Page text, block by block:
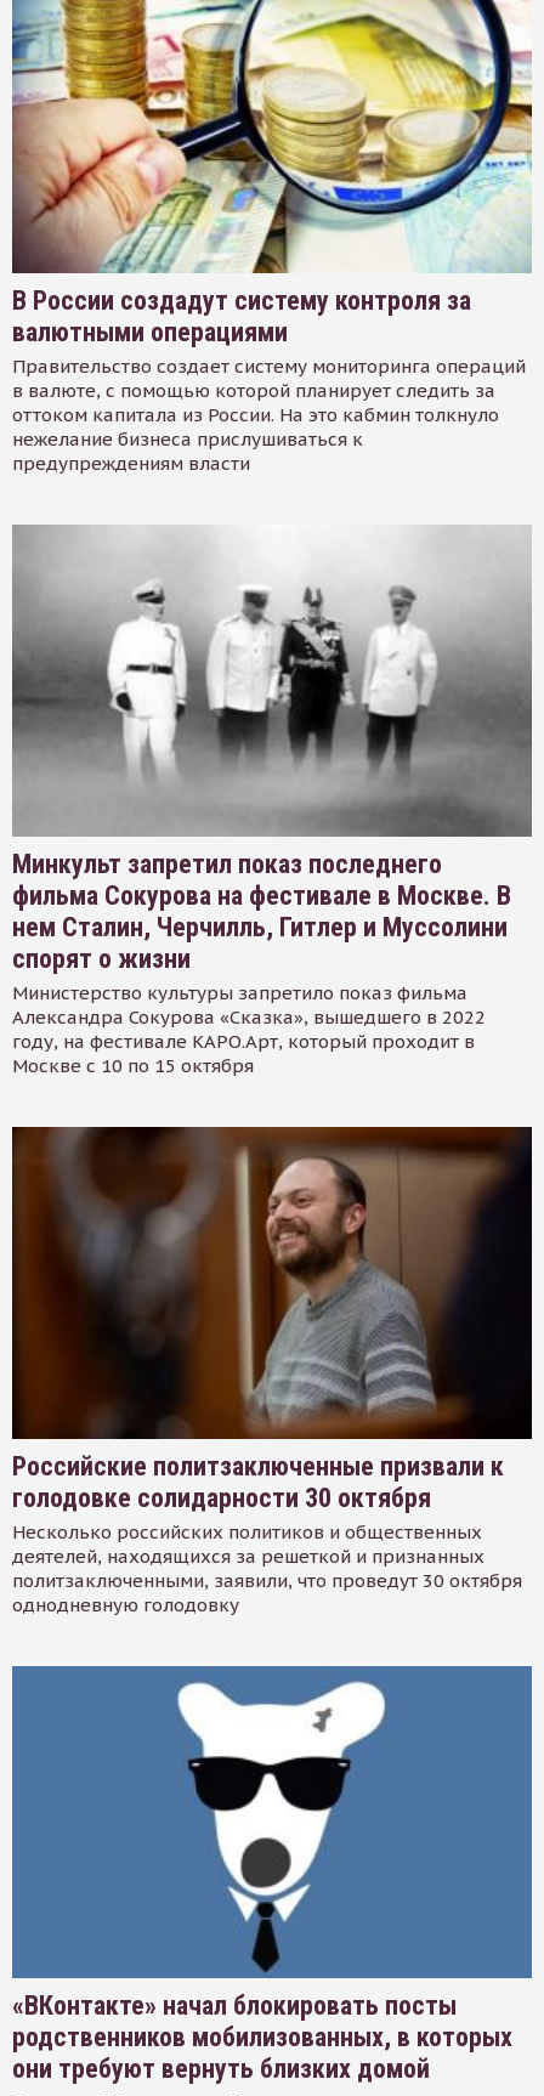
В России создадут систему контроля за
валютными операциями
Правительство создает систему мониторинга операций
в валюте, с помощью которой планирует следить за
оттоком капитала из России. На это кабмин толкнуло
нежелание бизнеса прислушиваться к
предупреждениям власти
Минкульт запретил показ последнего
фильма Сокурова на фестивале в Москве. В
нем Сталин, Черчилль, Гитлер и Муссолини
спорят о жизни
Министерство культуры запретило показ фильма
Александра Сокурова «Сказка», вышедшего в 2022
году, на фестивале КАРО.Арт, который проходит в
Москве с 10 по 15 октября
Российские политзаключенные призвали к
голодовке солидарности 30 октября
Несколько российских политиков и общественных
деятелей, находящихся за решеткой и признанных
политзаключенными, заявили, что проведут 30 октября
однодневную голодовку
«ВКонтакте» начал блокировать посты
родственников мобилизованных, в которых
они требуют вернуть близких домой